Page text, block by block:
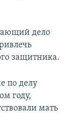
дело
защитника.
по делу
году,
мать